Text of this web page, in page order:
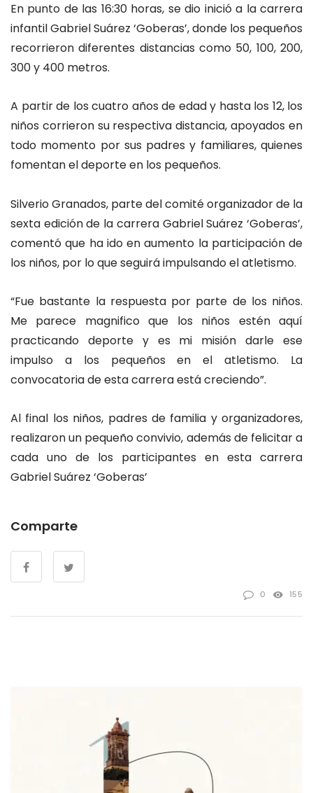
En punto de las 16:30 horas, se dio inició a la carrera
infantil Gabriel Suárez ‘Goberas’, donde los pequeños
recorrieron diferentes distancias como 50, 100, 200,
300 y 400 metros.
A partir de los cuatro años de edad y hasta los 12, los
niños corrieron su respectiva distancia, apoyados en
todo momento por sus padres y familiares, quienes
fomentan el deporte en los pequeños.
Silverio Granados, parte del comité organizador de la
sexta edición de la carrera Gabriel Suárez ‘Goberas’,
comentó que ha ido en aumento la participación de
los niños, por lo que seguirá impulsando el atletismo.
“Fue bastante la respuesta por parte de los niños.
Me parece magnifico que los niños estén aquí
practicando deporte y es mi misión darle ese
impulso a los pequeños en el atletismo. La
convocatoria de esta carrera está creciendo”.
Al final los niños, padres de familia y organizadores,
realizaron un pequeño convivio, además de felicitar a
cada uno de los participantes en esta carrera
Gabriel Suárez ‘Goberas’
Comparte
0 155